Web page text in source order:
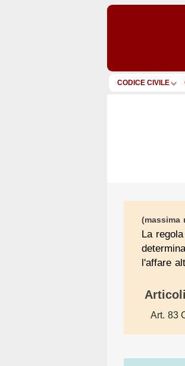
CODICE CIVILE
(massima
La
l'affare
Art. 83